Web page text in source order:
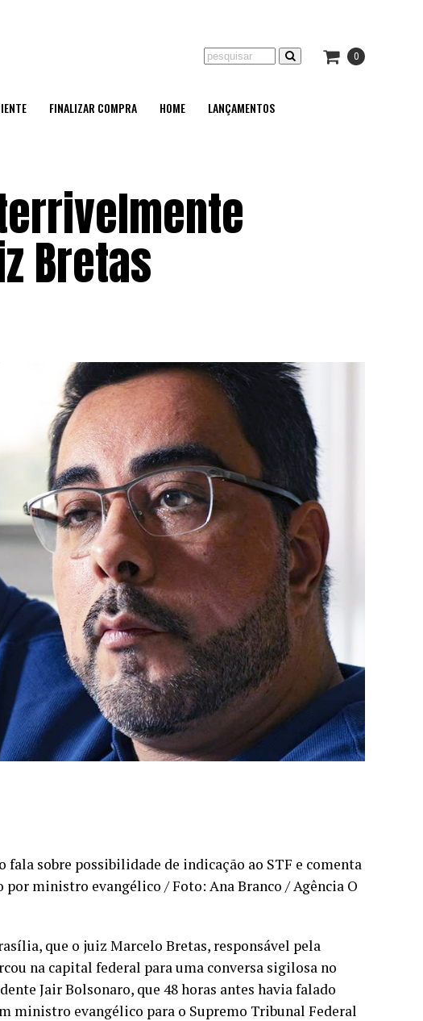
0
FINALIZAR COMPRA HOME LANÇAMENTOS
Bretas
fala sobre possibilidade de indicação ao STF e comenta
ministro evangélico / Foto: Ana Branco / Agência O
que o juiz Marcelo Bretas, responsável pela
na capital federal para uma conversa sigilosa no
Jair Bolsonaro, que 48 horas antes havia falado
ministro evangélico para o Supremo Tribunal Federal